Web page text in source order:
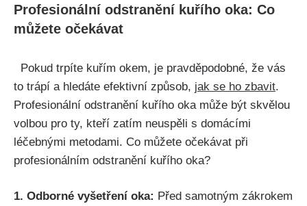
Profesionální odstranění kuřího ⁣oka: Co
můžete očekávat
​ ‍ Pokud trpíte kuřím⁢ okem, je ⁤pravděpodobné, že vás
to trápí a hledáte efektivní způsob, jak ​se ho zbavit.
Profesionální​ odstranění kuřího oka může být skvělou
volbou pro ty,‍ kteří zatím neuspěli s domácími
léčebnými ​metodami.⁤ Co můžete⁤ očekávat při
profesionálním odstranění kuřího oka?
1. Odborné vyšetření oka: Před samotným zákrokem